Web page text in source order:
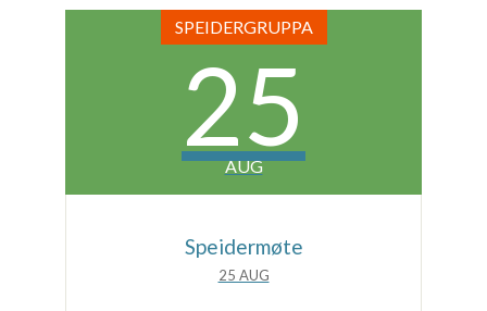
SPEIDERGRUPPA
25
AUG
Speidermøte
25 AUG